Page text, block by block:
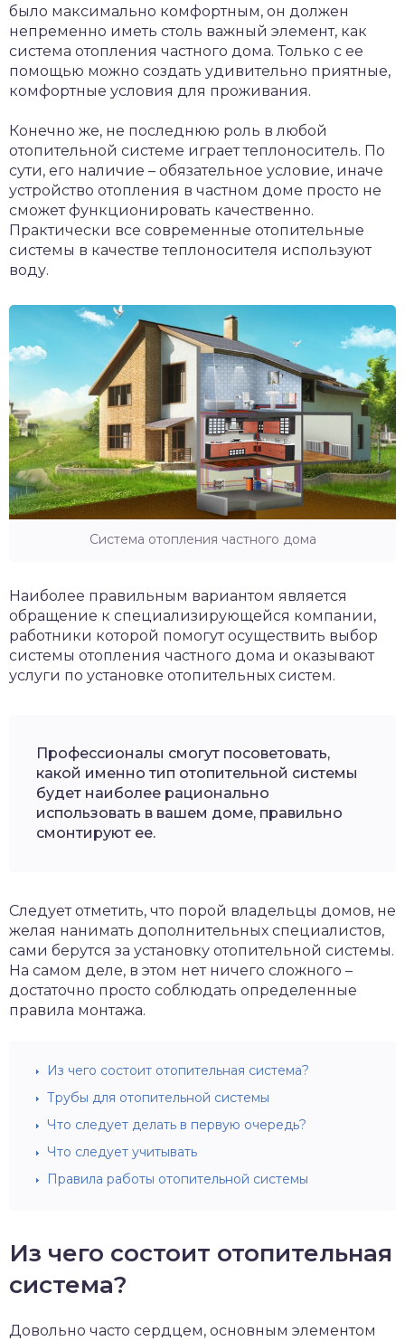
было максимально комфортным, он должен
непременно иметь столь важный элемент, как
система отопления частного дома. Только с ее
помощью можно создать удивительно приятные,
комфортные условия для проживания.
Конечно же, не последнюю роль в любой
отопительной системе играет теплоноситель. По
сути, его наличие – обязательное условие, иначе
устройство отопления в частном доме просто не
сможет функционировать качественно.
Практически все современные отопительные
системы в качестве теплоносителя используют
воду.
Система отопления частного дома
Наиболее правильным вариантом является
обращение к специализирующейся компании,
работники которой помогут осуществить выбор
системы отопления частного дома и оказывают
услуги по установке отопительных систем.
Профессионалы смогут посоветовать,
какой именно тип отопительной системы
будет наиболее рационально
использовать в вашем доме, правильно
смонтируют ее.
Следует отметить, что порой владельцы домов, не
желая нанимать дополнительных специалистов,
сами берутся за установку отопительной системы.
На самом деле, в этом нет ничего сложного –
достаточно просто соблюдать определенные
правила монтажа.
Из чего состоит отопительная система?
Трубы для отопительной системы
Что следует делать в первую очередь?
Что следует учитывать
Правила работы отопительной системы
Из чего состоит отопительная
система?
Довольно часто сердцем, основным элементом